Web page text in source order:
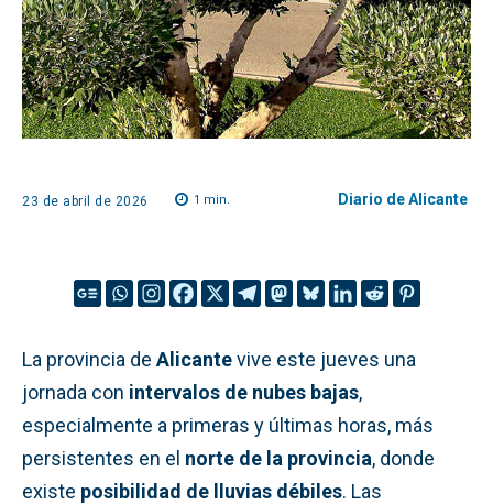
23 de abril de 2026 1 min. Diario de Alicante
La provincia de Alicantevive este jueves una
jornada con intervalos de nubes bajas,
especialmente a primeras y últimas horas, más
persistentes en el norte de la provincia, donde
existe posibilidad de lluvias débiles. Las